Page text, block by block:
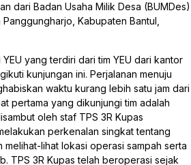
dari Badan Usaha Milik Desa (BUMDes)
Kabupaten Bantul,
yang terdiri dari tim YEU dari kantor
kunjungan ini. Perjalanan menuju
waktu kurang lebih satu jam dari
pertama yang dikunjungi tim adalah
oleh staf TPS 3R Kupas
perkenalan singkat tentang
lihat lokasi operasi sampah serta
TPS 3R Kupas telah beroperasi sejak